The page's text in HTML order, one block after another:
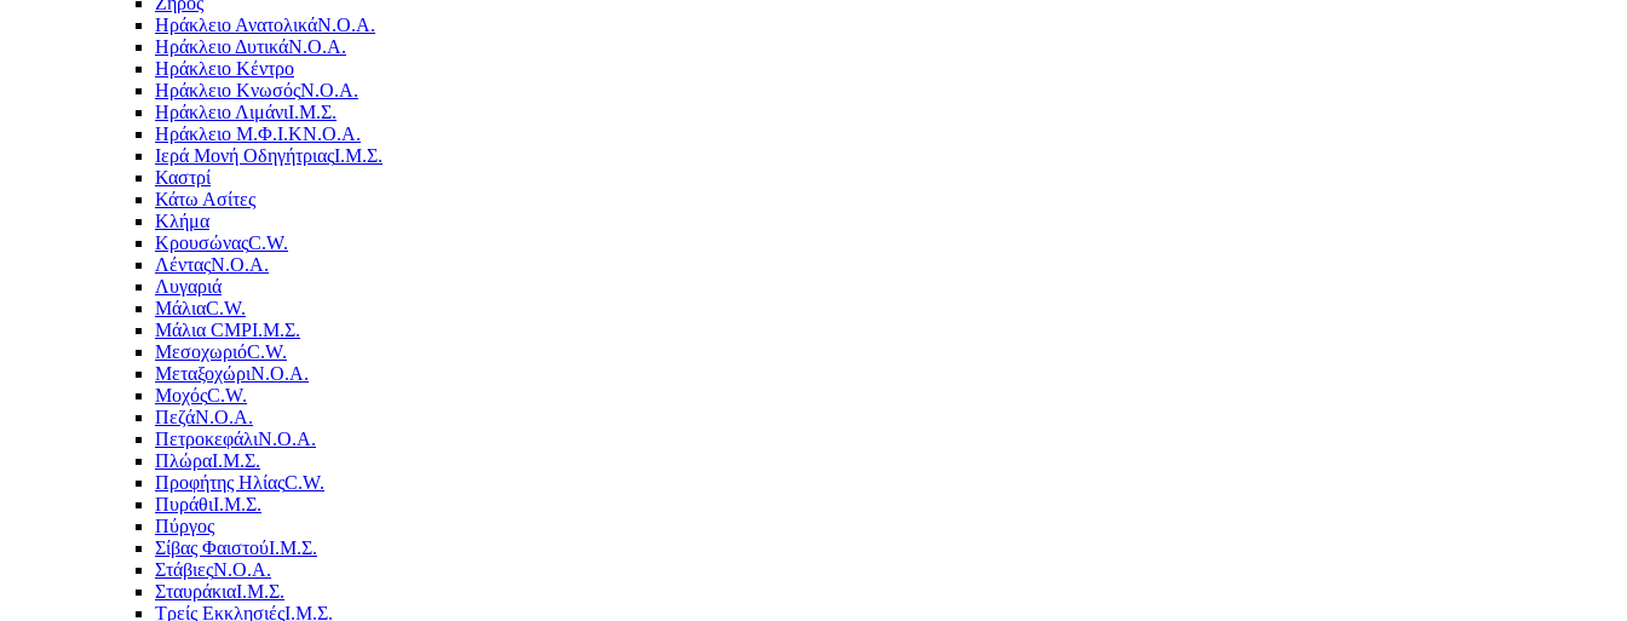
Ηράκλειο ΑνατολικάΝ.Ο.Α.
Ηράκλειο ΔυτικάΝ.Ο.Α.
Ηράκλειο Κέντρο
Ηράκλειο ΚνωσόςΝ.Ο.Α.
Ηράκλειο ΛιμάνιΙ.Μ.Σ.
Ηράκλειο Μ.Φ.Ι.ΚΝ.Ο.Α.
Ιερά Μονή ΟδηγήτριαςΙ.Μ.Σ.
Καστρί
Κάτω Ασίτες
Κλήμα
ΚρουσώναςC.W.
ΛένταςΝ.Ο.Α.
Λυγαριά
ΜάλιαC.W.
Μάλια CMPΙ.Μ.Σ.
ΜεσοχωριόC.W.
ΜεταξοχώριΝ.Ο.Α.
ΜοχόςC.W.
ΠεζάΝ.Ο.Α.
ΠετροκεφάλιΝ.Ο.Α.
ΠλώραΙ.Μ.Σ.
Προφήτης ΗλίαςC.W.
ΠυράθιΙ.Μ.Σ.
Πύργος
Σίβας ΦαιστούΙ.Μ.Σ.
ΣτάβιεςΝ.Ο.Α.
ΣταυράκιαΙ.Μ.Σ.
Τρείς ΕκκλησιέςΙ.Μ.Σ.